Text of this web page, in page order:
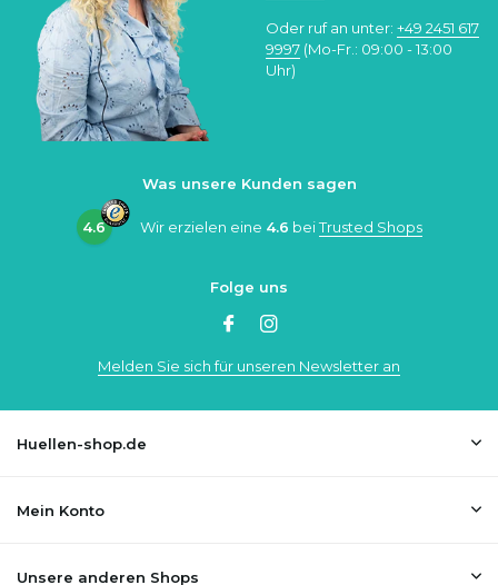
Oder ruf an unter: +49 2451 617
9997 (Mo-Fr.: 09:00 - 13:00
Uhr)
Was unsere Kunden sagen
4.6 Wir erzielen eine 4.6 beiTrusted Shops
Folge uns
Melden Sie sich für unseren Newsletter an
Huellen-shop.de
Mein Konto
Unsere anderen Shops